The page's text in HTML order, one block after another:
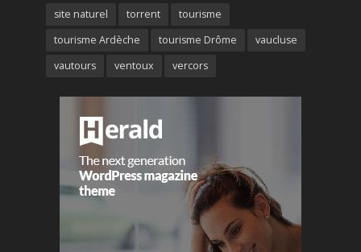
site naturel
torrent
tourisme
tourisme Ardèche
tourisme Drôme
vaucluse
vautours
ventoux vercors